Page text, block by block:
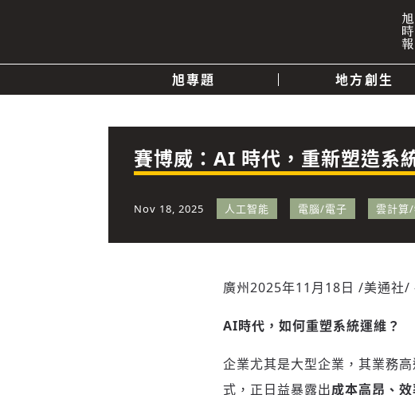
旭專題 地方創生
快速連結
政治 經濟
賽博威：AI 時代，重新塑造系
Nov 18, 2025 人工智能 電腦/電子 雲計算
廣州2025年11月18日 /美通社/
AI時代，如何重塑系統運維？
企業尤其是大型企業，其業務
式，正日益暴露出成本高昂、